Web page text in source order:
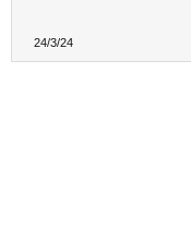
24/3/24